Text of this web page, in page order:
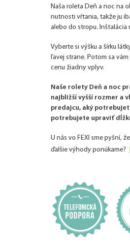
Naša roleta Deň a noc na
nutnosti vŕtania, takže ju
alebo do stropu. Inštalácia
Vyberte si výšku a šírku
ľavej strane. Potom sa
cenu žiadny vplyv.
Naše rolety Deň a noc
najbližší vyšší rozmer a
predajcu, aký
potrebujete upraviť
U nás vo FEXI sme pyšní,
ďalšie výhody ponúkame?